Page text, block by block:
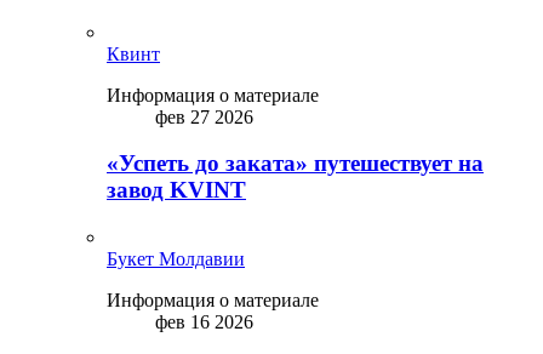
Квинт
Информация о материале
фев 27 2026
«Успеть до заката» путешествует на
завод KVINT
Букет Молдавии
Информация о материале
фев 16 2026